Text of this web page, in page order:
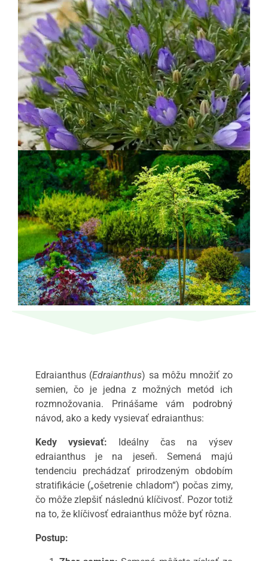
Edraianthus (Edraianthus) sa môžu množiť zo
semien, čo je jedna z možných metód ich
rozmnožovania. Prinášame vám podrobný
návod, ako a kedy vysievať edraianthus:
Kedy vysievať: Ideálny čas na výsev
edraianthus je na jeseň. Semená majú
tendenciu prechádzať prirodzeným obdobím
stratifikácie („ošetrenie chladom“) počas zimy,
čo môže zlepšiť následnú klíčivosť. Pozor totiž
na to, že klíčivosť edraianthus môže byť rôzna.
Postup: